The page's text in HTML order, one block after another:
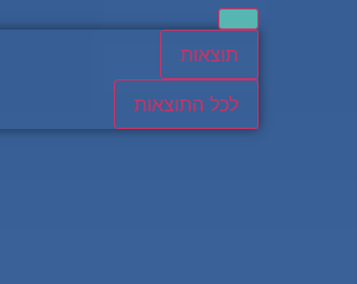
תוצאות
לכל התוצאות